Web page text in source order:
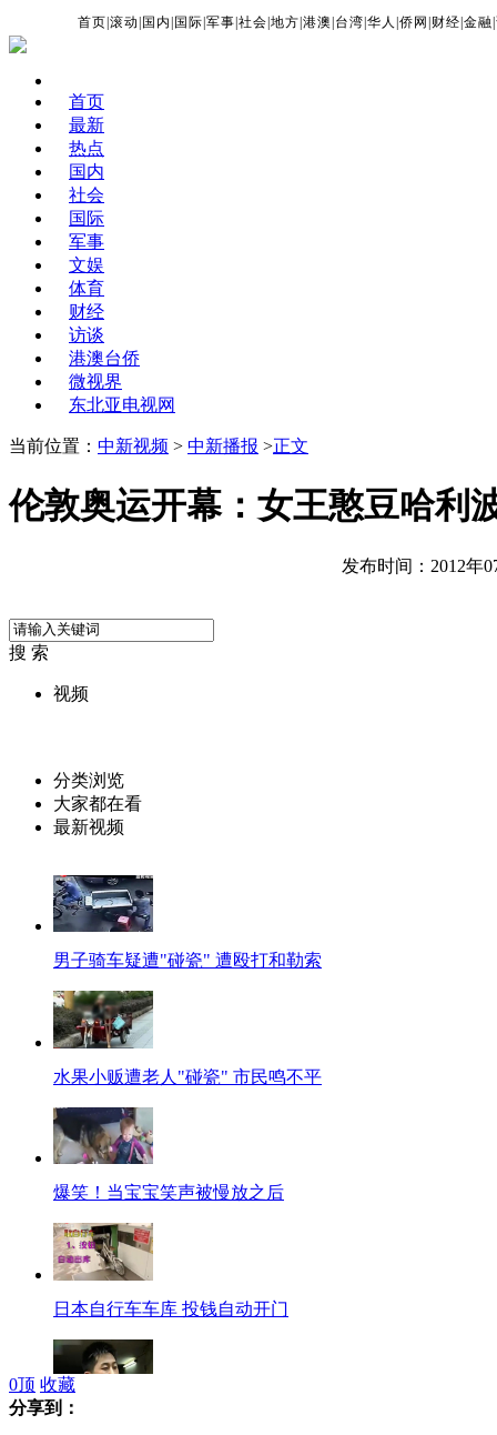
首页 |滚动 国内 国际 |军事 |社会 |地方 |港澳 台湾 |华人 |侨网 财经 |金融 |
首页
最新
热点
国内
社会
国际
军事
文娱
体育
财经
访谈
港澳台侨
微视界
东北亚电视网
当前位置： 中新视频 > 中新播报 >正文
伦敦奥运开幕：女王憨豆哈利
发布时间：2012年
搜 索
视频
分类浏览
大家都在看
最新视频
男子骑车疑遭"碰瓷" 遭殴打和勒索
水果小贩遭老人"碰瓷" 市民鸣不平
爆笑！当宝宝笑声被慢放之后
日本自行车车库 投钱自动开门
0顶 收藏
分享到：